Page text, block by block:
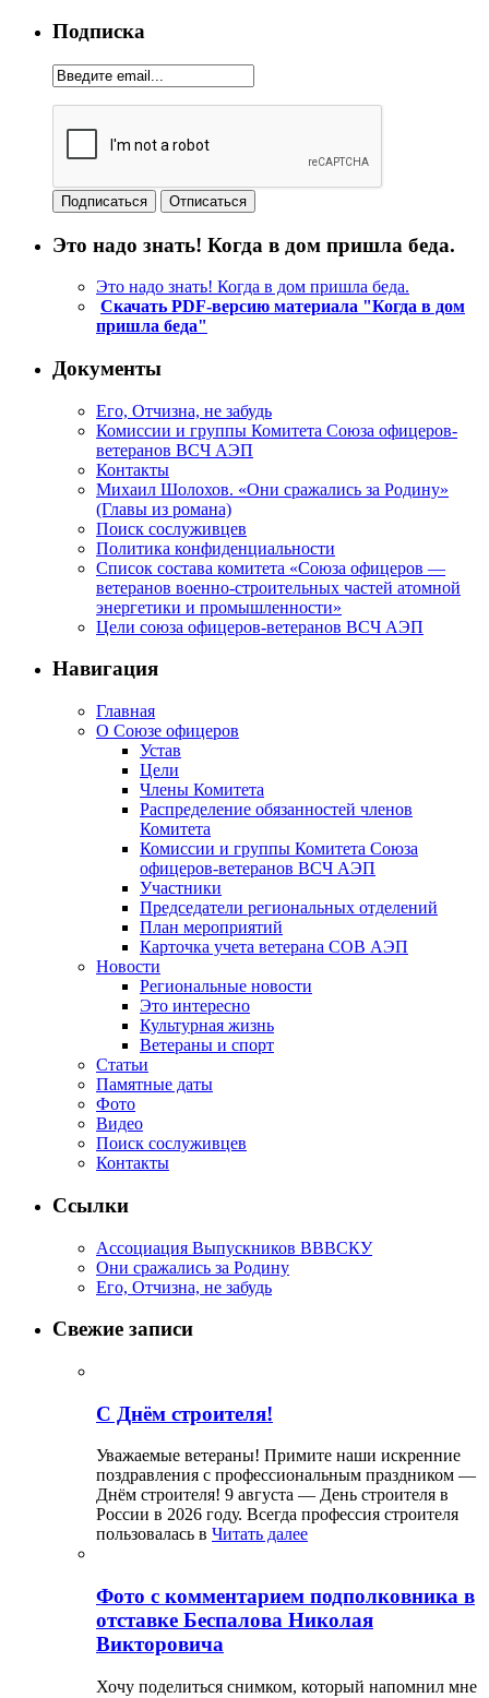
Подписка
Это надо знать! Когда в дом пришла беда.
Это надо знать! Когда в дом пришла беда.
Скачать PDF-версию материала "Когда в дом
пришла беда"
Документы
Его, Отчизна, не забудь
Комиссии и группы Комитета Союза офицеров-
ветеранов ВСЧ АЭП
Контакты
Михаил Шолохов. «Они сражались за Родину»
(Главы из романа)
Поиск сослуживцев
Политика конфиденциальности
Список состава комитета «Союза офицеров —
ветеранов военно-строительных частей атомной
энергетики и промышленности»
Цели союза офицеров-ветеранов ВСЧ АЭП
Навигация
Главная
О Союзе офицеров
Устав
Цели
Члены Комитета
Распределение обязанностей членов
Комитета
Комиссии и группы Комитета Союза
офицеров-ветеранов ВСЧ АЭП
Участники
Председатели региональных отделений
План мероприятий
Карточка учета ветерана CОВ АЭП
Новости
Региональные новости
Это интересно
Культурная жизнь
Ветераны и спорт
Статьи
Памятные даты
Фото
Видео
Поиск сослуживцев
Контакты
Ссылки
Ассоциация Выпускников ВВВСКУ
Они сражались за Родину
Его, Отчизна, не забудь
Свежие записи
С Днём строителя!
Уважаемые ветераны! Примите наши искренние
поздравления с профессиональным праздником —
Днём строителя! 9 августа — День строителя в
России в 2026 году. Всегда профессия строителя
пользовалась в Читать далее
Фото с комментарием подполковника в
отставке Беспалова Николая
Викторовича
Хочу поделиться снимком, который напомнил мне